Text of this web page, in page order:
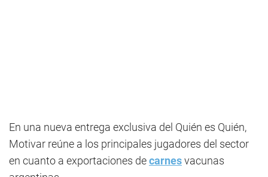
En una nueva entrega exclusiva del Quién es Quién,
Motivar reúne a los principales jugadores del sector
en cuanto a exportaciones decarnesvacunas